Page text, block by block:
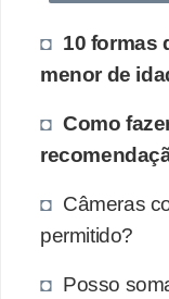
10 formas
menor de
Como
Câmeras
permitido?
Posso
n
d
e
d
r
e
a